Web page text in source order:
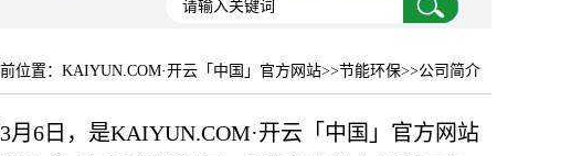
位置： KAIYUN.COM·开云「中国」官方网站>>节能环保>>公司简介
6日，是KAIYUN.COM·开云「中国」官方网站